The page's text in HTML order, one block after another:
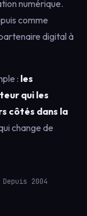
numérique.
comme
digital à
: les
qui les
côtés dans la
change de
2004